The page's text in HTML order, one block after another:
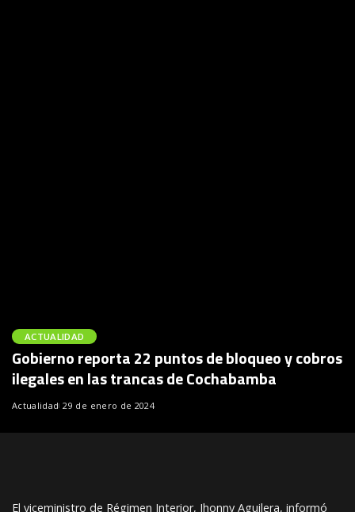
ACTUALIDAD
Gobierno reporta 22 puntos de bloqueo y cobros
ilegales en las trancas de Cochabamba
Actualidad 29 de enero de 2024
El viceministro de Régimen Interior, Jhonny Aguilera, informó